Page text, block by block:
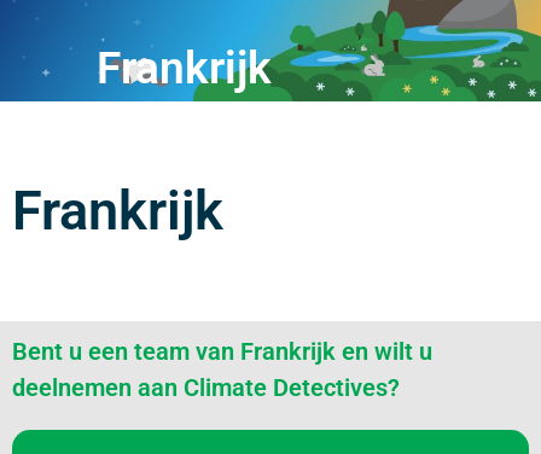
Frankrijk
Frankrijk
Bent u een team van Frankrijk en wilt u
deelnemen aan Climate Detectives?